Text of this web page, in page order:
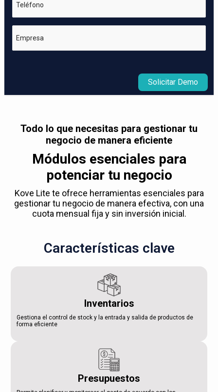
Teléfono
Empresa
Solicitar Demo
Todo lo que necesitas para gestionar tu
negocio de manera eficiente
Módulos esenciales para
potenciar tu negocio
Kove Lite te ofrece herramientas esenciales para
gestionar tu negocio de manera efectiva, con una
cuota mensual fija y sin inversión inicial.
Características clave
Inventarios
Gestiona el control de stock y la entrada y salida de productos de
forma eficiente
Presupuestos